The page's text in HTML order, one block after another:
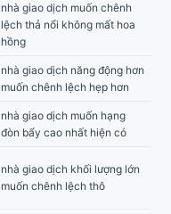
nhà giao dịch muốn chênh
lệch thả nổi không mất hoa
hồng
nhà giao dịch năng động hơn
muốn chênh lệch hẹp hơn
nhà giao dịch muốn hạng
đòn bẩy cao nhất hiện có
nhà giao dịch khối lượng lớn
muốn chênh lệch thô